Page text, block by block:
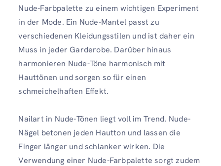
Nude-Farbpalette zu einem wichtigen Experiment
in der Mode. Ein Nude-Mantel passt zu
verschiedenen Kleidungsstilen und ist daher ein
Muss in jeder Garderobe. Darüber hinaus
harmonieren Nude-Töne harmonisch mit
Hauttönen und sorgen so für einen
schmeichelhaften Effekt.
Nailart in Nude-Tönen liegt voll im Trend. Nude-
Nägel betonen jeden Hautton und lassen die
Finger länger und schlanker wirken. Die
Verwendung einer Nude-Farbpalette sorgt zudem